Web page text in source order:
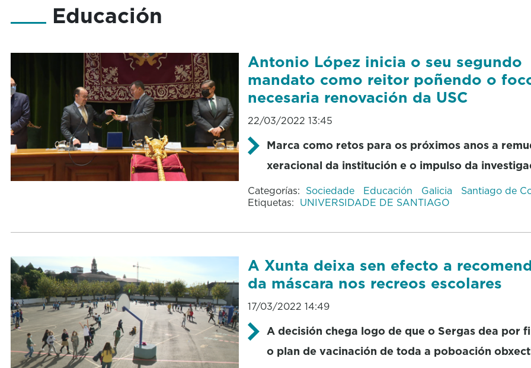
Educación
Antonio López inicia o seu segundo
mandato como reitor poñendo o
necesaria renovación da USC
22/03/2022 13:45
Marca como retos para os próximos anos a
xeracional da institución e o impulso da
Categorías: Sociedade Educación Galicia
Santiago de
Etiquetas: UNIVERSIDADE DE SANTIAGO
A Xunta deixa sen efecto a
da máscara nos recreos escolares
17/03/2022 14:49
A decisión chega logo de que o Sergas dea por
o plan de vacinación de toda a poboación